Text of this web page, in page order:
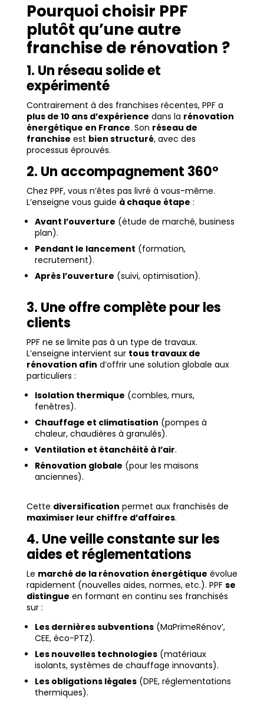
Pourquoi choisir PPF
plutôt qu’une autre
franchise de rénovation ?
1. Un réseau solide et
expérimenté
Contrairement à des franchises récentes, PPF a
plus de 10 ans d’expérience dans la rénovation
énergétique en France. Son réseau de
franchise est bien structuré, avec des
processus éprouvés.
2. Un accompagnement 360°
Chez PPF, vous n’êtes pas livré à vous-même.
L’enseigne vous guide à chaque étape :
Avant l’ouverture (étude de marché, business
plan).
Pendant le lancement (formation,
recrutement).
Après l’ouverture (suivi, optimisation).
3. Une offre complète pour les
clients
PPF ne se limite pas à un type de travaux.
L’enseigne intervient sur tous travaux de
rénovation afin d’offrir une solution globale aux
particuliers :
Isolation thermique (combles, murs,
fenêtres).
Chauffage et climatisation (pompes à
chaleur, chaudières à granulés).
Ventilation et étanchéité à l’air.
Rénovation globale (pour les maisons
anciennes).
Cette diversification permet aux franchisés de
maximiser leur chiffre d’affaires.
4. Une veille constante sur les
aides et réglementations
Le marché de la rénovation énergétique évolue
rapidement (nouvelles aides, normes, etc.). PPF se
distingue en formant en continu ses franchisés
sur :
Les dernières subventions(MaPrimeRénov’,
CEE, éco-PTZ).
Les nouvelles technologies(matériaux
isolants, systèmes de chauffage innovants).
Les obligations légales(DPE, réglementations
thermiques).